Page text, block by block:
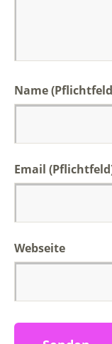
Name
Email
Webseite